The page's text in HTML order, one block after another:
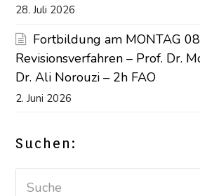
28. Juli 2026
Fortbildung am MONTAG
Revisionsverfahren – Prof. Dr.
Dr. Ali Norouzi – 2h FAO
2. Juni 2026
Suchen: